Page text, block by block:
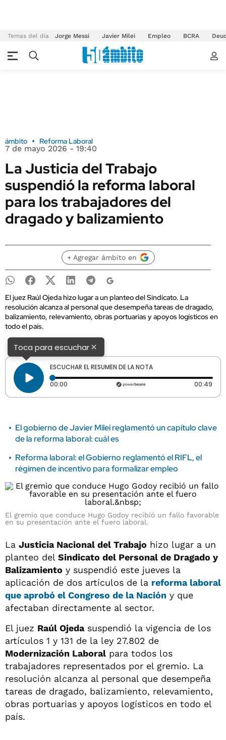
Temas del día Jorge Messi Javier Milei Empleo BCRA
ámbito Reforma Laboral
7 de mayo 2026 - 19:40
La Justicia del Trabajo
suspendió la reforma laboral
para los trabajadores del
dragado y balizamiento
+ Agregar ámbito en
El juez Raúl Ojeda hizo lugar a un planteo del Sindicato. La
resolución alcanza al personal que desempeña tareas de dragado,
balizamiento, relevamiento, obras portuarias y apoyos logísticos en
todo el país.
Toca para escuchar×
ESCUCHAR EL RESUMEN DE LA NOTA
00:00 Tiempo transcurrido: 0 segundos 00:49
El gobierno de Javier Milei reglamentó un capítulo clave
de la reforma laboral: cuál es
Reforma laboral: el Gobierno reglamentó el RIFL, el
régimen de incentivo para formalizar empleo
El gremio que conduce Hugo Godoy recibió un fallo favorable
en su presentación ante el fuero laboral.
La Justicia Nacional del Trabajo hizo lugar a un
planteo del Sindicato del Personal de Dragado y
Balizamiento y suspendió este jueves la
aplicación de dos artículos de la reforma laboral
que aprobó el Congreso de la Nación y que
afectaban directamente al sector.
El juez Raúl Ojedasuspendió la vigencia de los
artículos 1 y 131 de la ley 27.802 de
Modernización Laboral para todos los
trabajadores representados por el gremio. La
resolución alcanza al personal que desempeña
tareas de dragado, balizamiento, relevamiento,
obras portuarias y apoyos logísticos en todo el
país.